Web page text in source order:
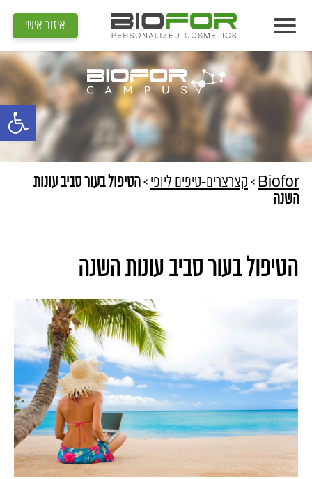
פתח סרגל
אודות
מוצרים
תוצאות
מדיה
מאמרים
איתור קוסמטיקאית
איזור אישי
Biofor
> קצרצרים-טיפים ליופי >הטיפול בעור סביב עונות
השנה
הטיפול בעור סביב עונות השנה